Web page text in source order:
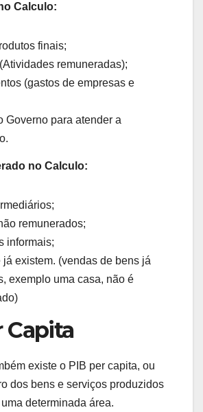
Calculo:
finais;
remuneradas);
(gastos de empresas e
Governo para atender a
no Calculo:
remunerados;
informais;
já existem. (vendas de bens já
exemplo uma casa, não é
Capita
existe o PIB per capita, ou
dos bens e serviços produzidos
determinada área.